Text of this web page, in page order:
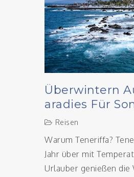
Überwintern
Aradies Für
Reisen
Warum Teneriffa?
Jahr über mit
Urlauber genießen